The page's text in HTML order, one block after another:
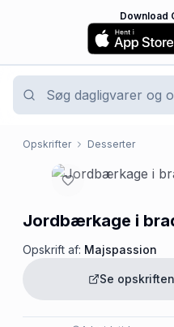
Download
Opskrifter Desserter
Jordbærkage i
Opskrift af: Majspassion
Se